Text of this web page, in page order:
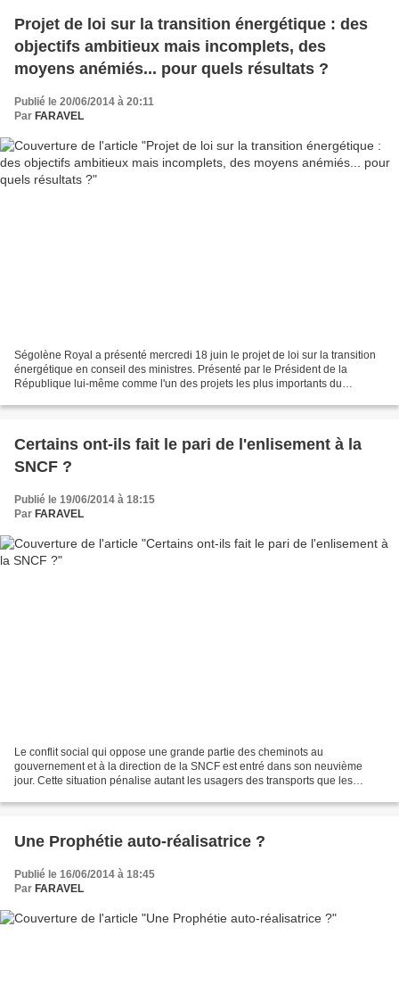
Projet de loi sur la transition énergétique : des
objectifs ambitieux mais incomplets, des
moyens anémiés... pour quels résultats ?
Publié le 20/06/2014 à 20:11
Par FARAVEL
Ségolène Royal a présenté mercredi 18 juin le projet de loi sur la transition
énergétique en conseil des ministres. Présenté par le Président de la
République lui-même comme l'un des projets les plus importants du
Certains ont-ils fait le pari de l'enlisement à la
SNCF ?
Publié le 19/06/2014 à 18:15
Par FARAVEL
Le conflit social qui oppose une grande partie des cheminots au
gouvernement et à la direction de la SNCF est entré dans son neuvième
jour. Cette situation pénalise autant les usagers des transports que les
Une Prophétie auto-réalisatrice ?
Publié le 16/06/2014 à 18:45
Par FARAVEL